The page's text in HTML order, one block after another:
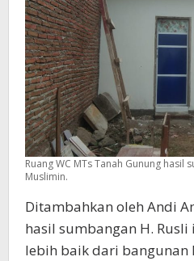
Ruang WC MTs Tanah Gunung hasil
Muslimin.
Ditambahkan oleh Andi
hasil sumbangan H.
lebih baik dari bangunan